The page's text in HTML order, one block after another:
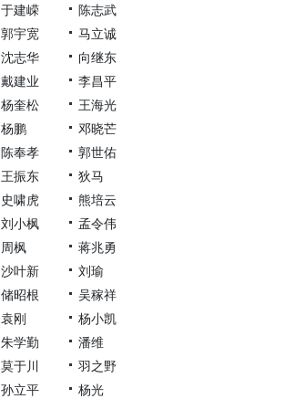
于建嵘
陈志武
郭宇宽
马立诚
沈志华
向继东
戴建业
李昌平
杨奎松
王海光
杨鹏
邓晓芒
陈奉孝
郭世佑
王振东
狄马
史啸虎
熊培云
刘小枫
孟令伟
周枫
蒋兆勇
沙叶新
刘瑜
储昭根
吴稼祥
袁刚
杨小凯
朱学勤
潘维
莫于川
羽之野
孙立平 杨光